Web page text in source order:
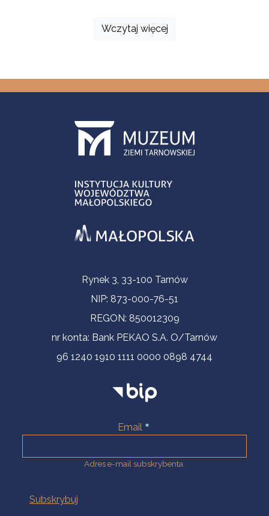
Wczytaj więcej
Informacje kontaktoweRynek 3, 33-100 Tarnów
NIP: 873-000-76-51
REGON: 850012309
nr konta: Bank PEKAO S.A. O/Tarnów
96 1240 1910 1111 0000 0898 4744
Email
Adres e-mail subskrybenta.